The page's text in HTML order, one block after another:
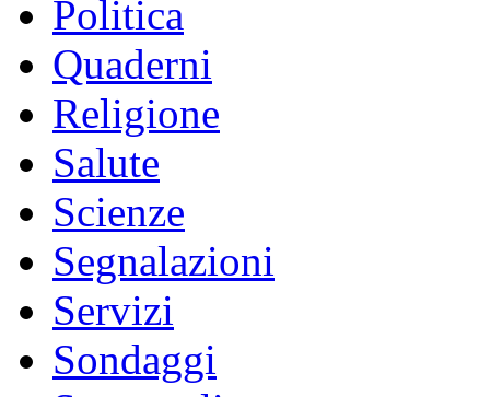
Politica
Quaderni
Religione
Salute
Scienze
Segnalazioni
Servizi
Sondaggi